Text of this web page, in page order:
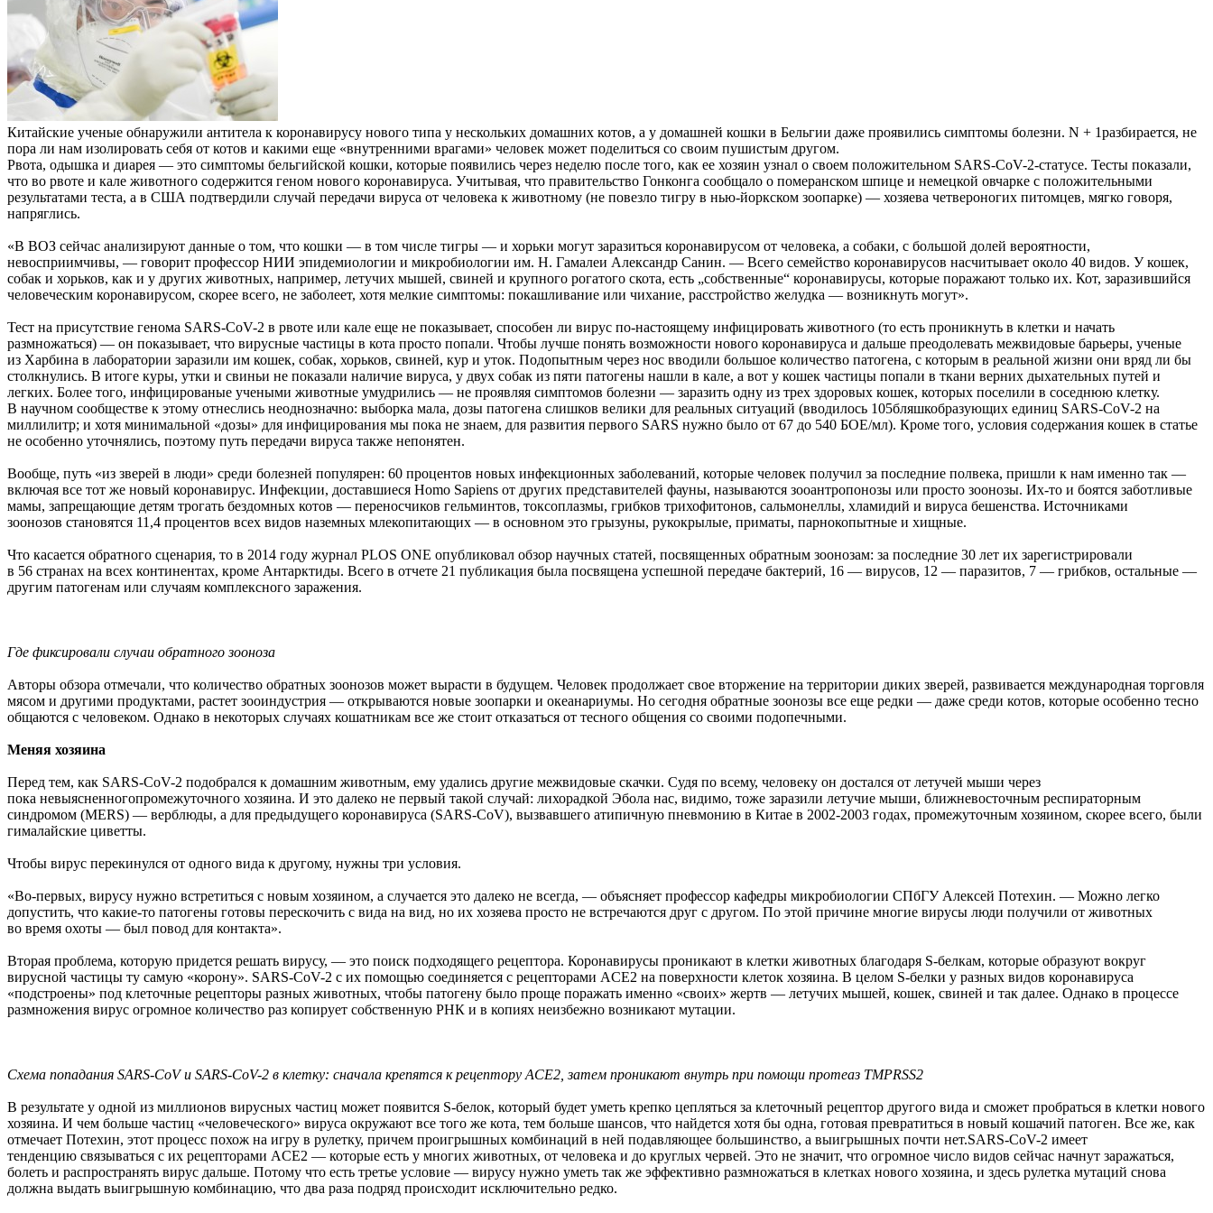
Китайские ученые обнаружили антитела к коронавирусу нового типа у нескольких домашних котов, а у домашней кошки в Бельгии даже проявились симптомы болезни. N + 1разбирается, не
пора ли нам изолировать себя от котов и какими еще «внутренними врагами» человек может поделиться со своим пушистым другом.
Рвота, одышка и диарея — это симптомы бельгийской кошки, которые появились через неделю после того, как ее хозяин узнал о своем положительном SARS-CoV-2-статусе. Тесты показали,
что во рвоте и кале животного содержится геном нового коронавируса. Учитывая, что правительство Гонконга сообщало о померанском шпице и немецкой овчарке с положительными
результатами теста, а в США подтвердили случай передачи вируса от человека к животному (не повезло тигру в нью-йоркском зоопарке) — хозяева четвероногих питомцев, мягко говоря,
напряглись.
«В ВОЗ сейчас анализируют данные о том, что кошки — в том числе тигры — и хорьки могут заразиться коронавирусом от человека, а собаки, с большой долей вероятности,
невосприимчивы, — говорит профессор НИИ эпидемиологии и микробиологии им. Н. Гамалеи Александр Санин. — Всего семейство коронавирусов насчитывает около 40 видов. У кошек,
собак и хорьков, как и у других животных, например, летучих мышей, свиней и крупного рогатого скота, есть „собственные“ коронавирусы, которые поражают только их. Кот, заразившийся
человеческим коронавирусом, скорее всего, не заболеет, хотя мелкие симптомы: покашливание или чихание, расстройство желудка — возникнуть могут».
Тест на присутствие генома SARS-CoV-2 в рвоте или кале еще не показывает, способен ли вирус по-настоящему инфицировать животного (то есть проникнуть в клетки и начать
размножаться) — он показывает, что вирусные частицы в кота просто попали. Чтобы лучше понять возможности нового коронавируса и дальше преодолевать межвидовые барьеры, ученые
из Харбина в лаборатории заразили им кошек, собак, хорьков, свиней, кур и уток. Подопытным через нос вводили большое количество патогена, с которым в реальной жизни они вряд ли бы
столкнулись. В итоге куры, утки и свиньи не показали наличие вируса, у двух собак из пяти патогены нашли в кале, а вот у кошек частицы попали в ткани верних дыхательных путей и
легких. Более того, инфицированые учеными животные умудрились — не проявляя симптомов болезни — заразить одну из трех здоровых кошек, которых поселили в соседнюю клетку.
В научном сообществе к этому отнеслись неоднозначно: выборка мала, дозы патогена слишков велики для реальных ситуаций (вводилось 105бляшкобразующих единиц SARS-CoV-2 на
миллилитр; и хотя минимальной «дозы» для инфицирования мы пока не знаем, для развития первого SARS нужно было от 67 до 540 БОЕ/мл). Кроме того, условия содержания кошек в статье
не особенно уточнялись, поэтому путь передачи вируса также непонятен.
Вообще, путь «из зверей в люди» среди болезней популярен: 60 процентов новых инфекционных заболеваний, которые человек получил за последние полвека, пришли к нам именно так —
включая все тот же новый коронавирус. Инфекции, доставшиеся Homo Sapiens от других представителей фауны, называются зооантропонозы или просто зоонозы. Их-то и боятся заботливые
мамы, запрещающие детям трогать бездомных котов — переносчиков гельминтов, токсоплазмы, грибков трихофитонов, сальмонеллы, хламидий и вируса бешенства. Источниками
зоонозов становятся 11,4 процентов всех видов наземных млекопитающих — в основном это грызуны, рукокрылые, приматы, парнокопытные и хищные.
Что касается обратного сценария, то в 2014 году журнал PLOS ONE опубликовал обзор научных статей, посвященных обратным зоонозам: за последние 30 лет их зарегистрировали
в 56 странах на всех континентах, кроме Антарктиды. Всего в отчете 21 публикация была посвящена успешной передаче бактерий, 16 — вирусов, 12 — паразитов, 7 — грибков, остальные —
другим патогенам или случаям комплексного заражения.
Где фиксировали случаи обратного зооноза
Авторы обзора отмечали, что количество обратных зоонозов может вырасти в будущем. Человек продолжает свое вторжение на территории диких зверей, развивается международная торговля
мясом и другими продуктами, растет зооиндустрия — открываются новые зоопарки и океанариумы. Но сегодня обратные зоонозы все еще редки — даже среди котов, которые особенно тесно
общаются с человеком. Однако в некоторых случаях кошатникам все же стоит отказаться от тесного общения со своими подопечными.
Меняя хозяина
Перед тем, как SARS-CoV-2 подобрался к домашним животным, ему удались другие межвидовые скачки. Судя по всему, человеку он достался от летучей мыши через
пока невыясненногопромежуточного хозяина. И это далеко не первый такой случай: лихорадкой Эбола нас, видимо, тоже заразили летучие мыши, ближневосточным респираторным
синдромом (MERS) — верблюды, а для предыдущего коронавируса (SARS-CoV), вызвавшего атипичную пневмонию в Китае в 2002-2003 годах, промежуточным хозяином, скорее всего, были
гималайские циветты.
Чтобы вирус перекинулся от одного вида к другому, нужны три условия.
«Во-первых, вирусу нужно встретиться с новым хозяином, а случается это далеко не всегда, — объясняет профессор кафедры микробиологии СПбГУ Алексей Потехин. — Можно легко
допустить, что какие-то патогены готовы перескочить с вида на вид, но их хозяева просто не встречаются друг с другом. По этой причине многие вирусы люди получили от животных
во время охоты — был повод для контакта».
Вторая проблема, которую придется решать вирусу, — это поиск подходящего рецептора. Коронавирусы проникают в клетки животных благодаря S-белкам, которые образуют вокруг
вирусной частицы ту самую «корону». SARS-CoV-2 с их помощью соединяется с рецепторами ACE2 на поверхности клеток хозяина. В целом S-белки у разных видов коронавируса
«подстроены» под клеточные рецепторы разных животных, чтобы патогену было проще поражать именно «своих» жертв — летучих мышей, кошек, свиней и так далее. Однако в процессе
размножения вирус огромное количество раз копирует собственную РНК и в копиях неизбежно возникают мутации.
Схема попадания SARS-CoV и SARS-CoV-2 в клетку: сначала крепятся к рецептору ACE2, затем проникают внутрь при помощи протеаз TMPRSS2
В результате у одной из миллионов вирусных частиц может появится S-белок, который будет уметь крепко цепляться за клеточный рецептор другого вида и сможет пробраться в клетки нового
хозяина. И чем больше частиц «человеческого» вируса окружают все того же кота, тем больше шансов, что найдется хотя бы одна, готовая превратиться в новый кошачий патоген. Все же, как
отмечает Потехин, этот процесс похож на игру в рулетку, причем проигрышных комбинаций в ней подавляющее большинство, а выигрышных почти нет.SARS-CoV-2 имеет
тенденцию связываться с их рецепторами ACE2 — которые есть у многих животных, от человека и до круглых червей. Это не значит, что огромное число видов сейчас начнут заражаться,
болеть и распространять вирус дальше. Потому что есть третье условие — вирусу нужно уметь так же эффективно размножаться в клетках нового хозяина, и здесь рулетка мутаций снова
должна выдать выигрышную комбинацию, что два раза подряд происходит исключительно редко.